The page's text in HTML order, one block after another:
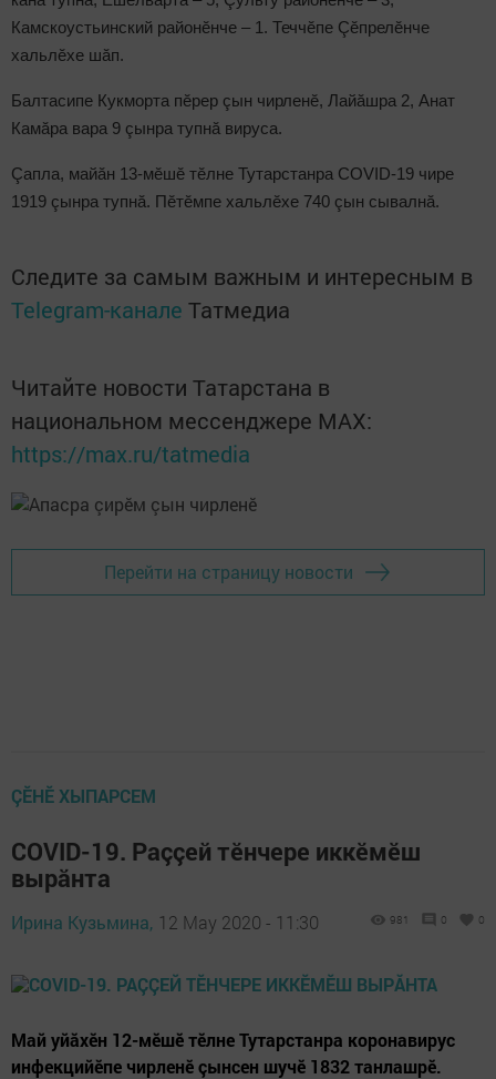
Камскоустьинский районӗнче – 1. Теччӗпе Çӗпрелӗнче
хальлӗхе шăп.
Балтасипе Кукморта пӗрер çын чирленӗ, Лайăшра 2, Анат
Камăра вара 9 çынра тупнă вируса.
Çапла, майăн 13-мӗшӗ тӗлне Тутарстанра COVID-19 чире
1919 çынра тупнă. Пӗтӗмпе хальлӗхе 740 çын сывалнă.
Следите за самым важным и интересным в
Telegram-канале Татмедиа
Читайте новости Татарстана в
национальном мессенджере MАХ:
https://max.ru/tatmedia
Перейти на страницу новости
ÇӖНӖ ХЫПАРСЕМ
COVID-19. Раççей тӗнчере иккӗмӗш
вырăнта
Ирина Кузьмина, 12 May 2020 - 11:30 981 0 0
Май уйăхӗн 12-мӗшӗ тӗлне Тутарстанра коронавирус
инфекцийӗпе чирленӗ çынсен шучӗ 1832 танлашрӗ.